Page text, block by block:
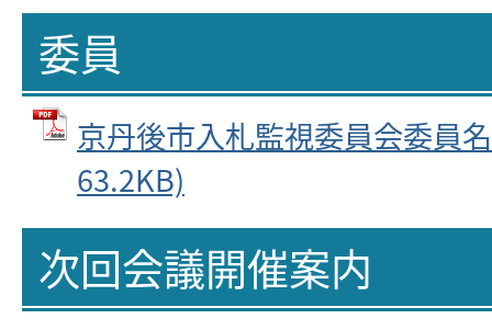
委員
京丹後市入札監視委員会委員
63.2KB)
次回会議開催案内